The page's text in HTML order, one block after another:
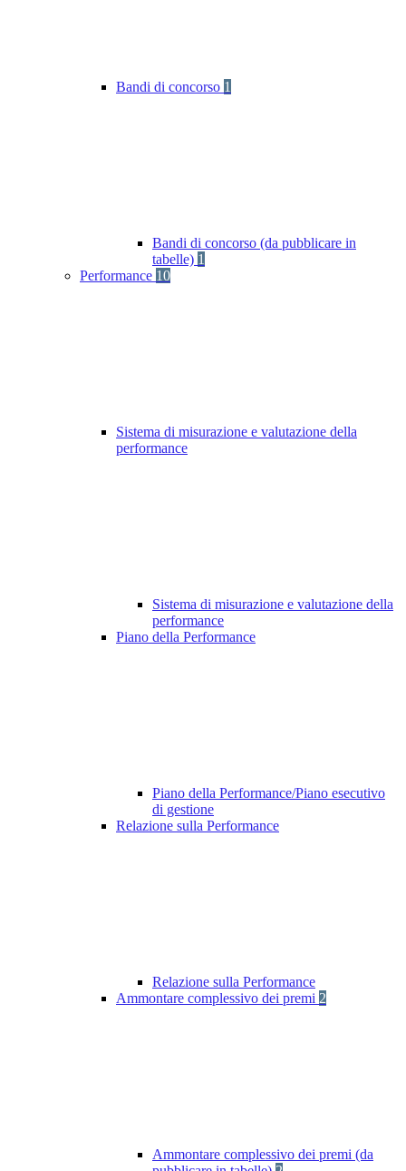
Bandi di concorso 1
Bandi di concorso (da pubblicare in
tabelle) 1
Performance 10
Sistema di misurazione e valutazione della
performance
Sistema di misurazione e valutazione della
performance
Piano della Performance
Piano della Performance/Piano esecutivo
di gestione
Relazione sulla Performance
Relazione sulla Performance
Ammontare complessivo dei premi 2
Ammontare complessivo dei premi (da